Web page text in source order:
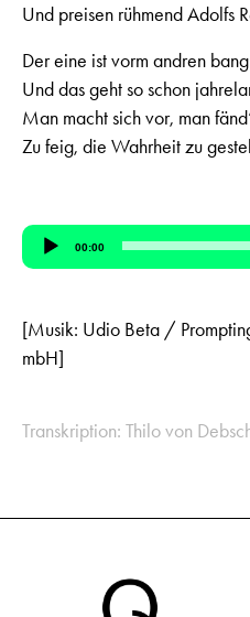
Und preisen rühmend Adolfs
Der eine ist vorm andren bang
Und das geht so schon
Man macht sich vor, man
Zu feig, die Wahrheit zu
Audio-
Player
00:00
[Musik: Udio Beta /
mbH]
Transkription: Thilo von